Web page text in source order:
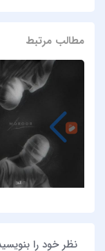
مطالب مرتبط
نظر خود را بنویسید